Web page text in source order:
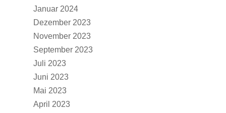
Januar 2024
Dezember 2023
November 2023
September 2023
Juli 2023
Juni 2023
Mai 2023
April 2023